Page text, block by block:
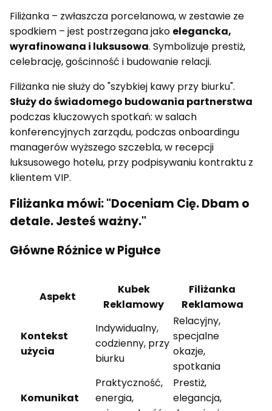
Filiżanka – zwłaszcza porcelanowa, w zestawie ze
spodkiem – jest postrzegana jako elegancka,
wyrafinowana i luksusowa. Symbolizuje prestiż,
celebrację, gościnność i budowanie relacji.
Filiżanka nie służy do "szybkiej kawy przy biurku".
Służy do świadomego budowania partnerstwa
podczas kluczowych spotkań: w salach
konferencyjnych zarządu, podczas onboardingu
managerów wyższego szczebla, w recepcji
luksusowego hotelu, przy podpisywaniu kontraktu z
klientem VIP.
Filiżanka mówi: "Doceniam Cię. Dbam o
detale. Jesteś ważny."
Główne Różnice w Pigułce
Aspekt
Kubek
Reklamowy
Filiżanka
Reklamowa
Kontekst
użycia
Indywidualny,
codzienny, przy
biurku
Relacyjny,
specjalne
okazje,
spotkania
Komunikat
Praktyczność,
energia,
Prestiż,
elegancja,